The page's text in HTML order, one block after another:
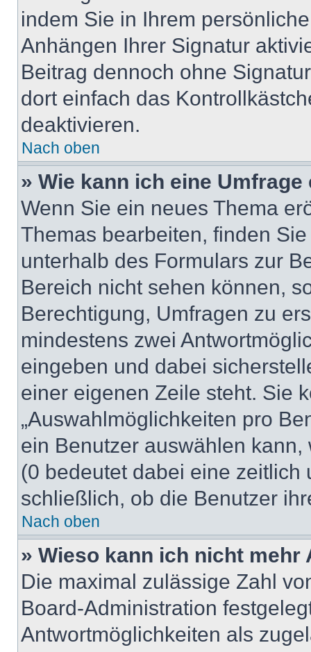
indem Sie in Ihrem
Anhängen Ihrer Signatur
Beitrag dennoch ohne
dort einfach das
deaktivieren.
Nach oben
» Wie kann ich eine
Wenn Sie ein neues Thema
Themas bearbeiten, finden
unterhalb des Formulars zur
Bereich nicht sehen können,
Berechtigung, Umfragen zu
mindestens zwei
eingeben und dabei
einer eigenen Zeile steht. Sie
„Auswahlmöglichkeiten pro
ein Benutzer auswählen
(0 bedeutet dabei eine
schließlich, ob die Benutzer
Nach oben
» Wieso kann ich nicht
Die maximal zulässige Zahl
Board-Administration
Antwortmöglichkeiten als